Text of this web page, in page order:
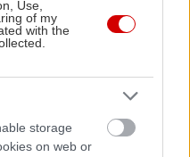
Use,
of my
with the
storage
on web or
Apolis.